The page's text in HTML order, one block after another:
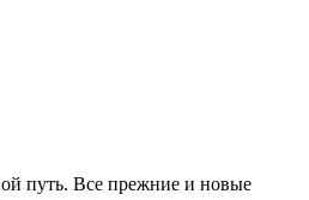
путь. Все прежние и новые